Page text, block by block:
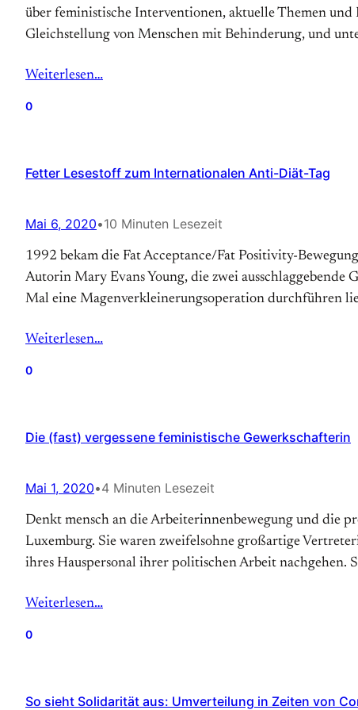
über feministische Interventionen, aktuelle Themen und
Gleichstellung von Menschen mit Behinderung, und
Weiterlesen…
0
Fetter Lesestoff zum Internationalen Anti-Diät-Tag
Mai 6, 2020•10 Minuten Lesezeit
1992 bekam die Fat Acceptance/Fat Positivity-
Autorin Mary Evans Young, die zwei ausschlaggebende
Mal eine Magen­verkleinerungs­operation durchführen
Weiterlesen…
0
Die (fast) vergessene feministische Gewerkschafterin
Mai 1, 2020•4 Minuten Lesezeit
Denkt mensch an die Arbeiterinnenbewegung und die
Luxemburg. Sie waren zweifelsohne großartige
ihres Hauspersonal ihrer politischen Arbeit nachgehen.
Weiterlesen…
0
So sieht Solidarität aus: Umverteilung in Zeiten von